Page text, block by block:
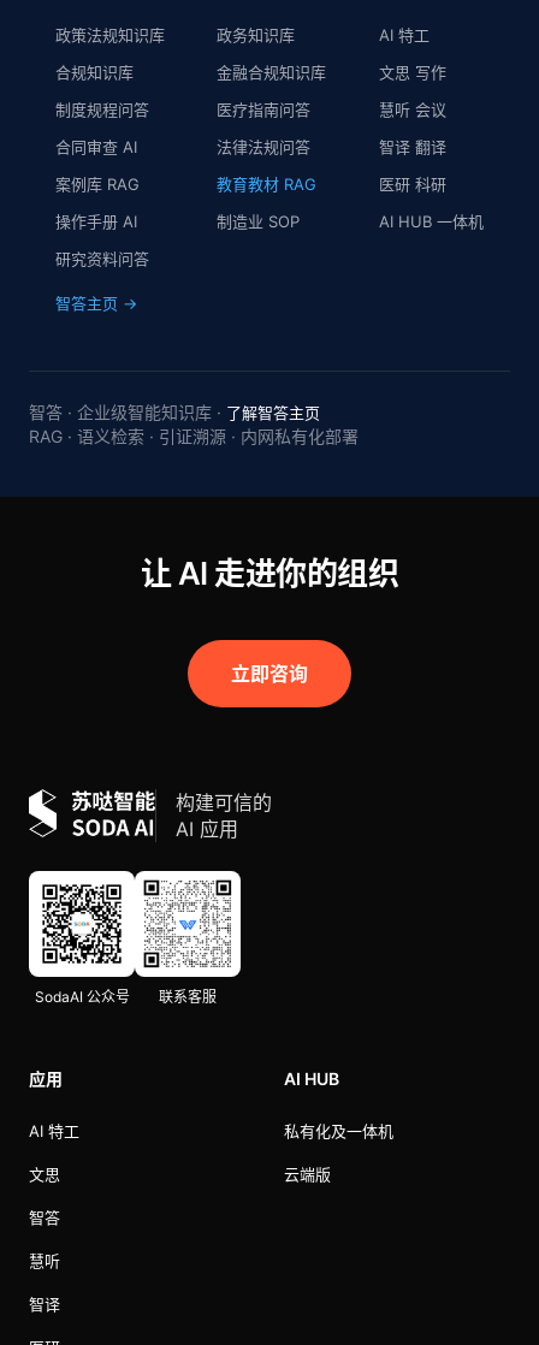
政策法规知识库
合规知识库
制度规程问答
合同审查 AI
案例库 RAG
操作手册 AI
研究资料问答
智答主页 →
政务知识库
金融合规知识库
医疗指南问答
法律法规问答
教育教材 RAG
制造业 SOP
AI 特工
文思 写作
慧听 会议
智译 翻译
医研 科研
AI HUB 一体机
智答 · 企业级智能知识库 · 了解智答主页
RAG · 语义检索 · 引证溯源 · 内网私有化部署
让 AI 走进你的组织
立即咨询
构建可信的
AI 应用
SodaAI 公众号 联系客服
应用
AI 特工
文思
智答
慧听
智译
AI HUB
私有化及一体机
云端版